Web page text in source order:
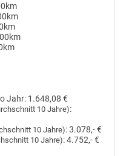
Jahr: 1.648,08 €
10 Jahre):
10 Jahre):3.078,- €
10 Jahre):4.752,- €